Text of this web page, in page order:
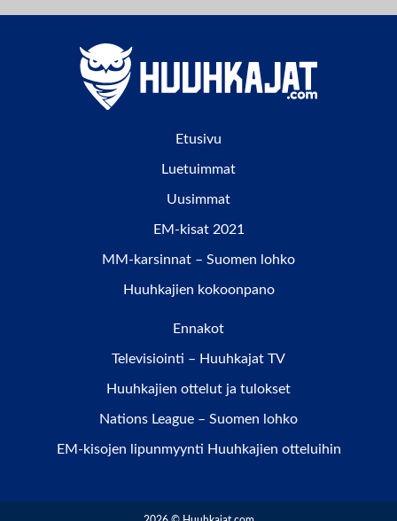
Etusivu
Luetuimmat
Uusimmat
EM-kisat 2021
MM-karsinnat – Suomen lohko
Huuhkajien kokoonpano
Ennakot
Televisiointi – Huuhkajat TV
Huuhkajien ottelut ja tulokset
Nations League – Suomen lohko
EM-kisojen lipunmyynti Huuhkajien otteluihin